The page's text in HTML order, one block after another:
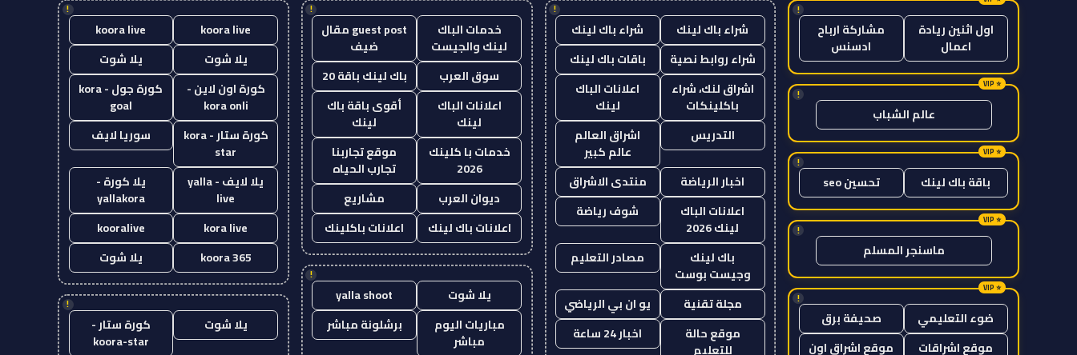
!
اول اثنين ريادة
اعمال
مشاركة ارباح
ادسنس
!
عالم الشباب
!
باقة باك لينك تحسين seo
!
ماسنجر المسلم
!
ضوء التعليمي
صحيفة برق
موقع اشراقات
موقع اشراق اون
!
شراء باك لينك
شراء باك لينك
شراء روابط نصية
باقات باك لينك
اشراق لنك، شراء
باكلينكات
اعلانات الباك
لينك
التدريس
اشراق العالم
عالم كبير
اخبار الرياضة
منتدى الاشراق
اعلانات الباك
لينك 2026
شوف رياضة
باك لينك
وجيست بوست
مصادر التعليم
مجلة تقنية
يو ان بي الرياضي
موقع حالة
للتعليم
اخبار 24 ساعة
!
خدمات الباك
لينك والجيست
guest post مقال
ضيف
سوق العرب
باك لينك باقة 20
اعلانات الباك
لينك
أقوى باقة باك
لينك
خدمات با كلينك
2026
موقع تجاربنا
تجارب الحياه
ديوان العرب
مشاريع
اعلانات باك لينك
اعلانات باكلينك
!
يلا شوت
yalla shoot
مباريات اليوم
مباشر
برشلونة مباشر
!
koora live
koora live
يلا شوت
يلا شوت
كورة اون لاين -
kora onli
كورة جول - kora
goal
كورة ستار - kora
star
سوريا لايف
يلا لايف - yalla
live
يلا كورة -
yallakora
kora live
kooralive
koora 365
يلا شوت
!
يلا شوت
كورة ستار -
koora-star